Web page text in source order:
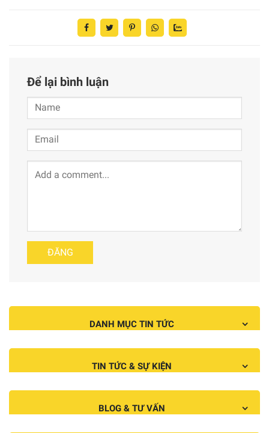
Để lại bình luận
DANH MỤC TIN TỨC
TIN TỨC & SỰ KIỆN
BLOG & TƯ VẤN